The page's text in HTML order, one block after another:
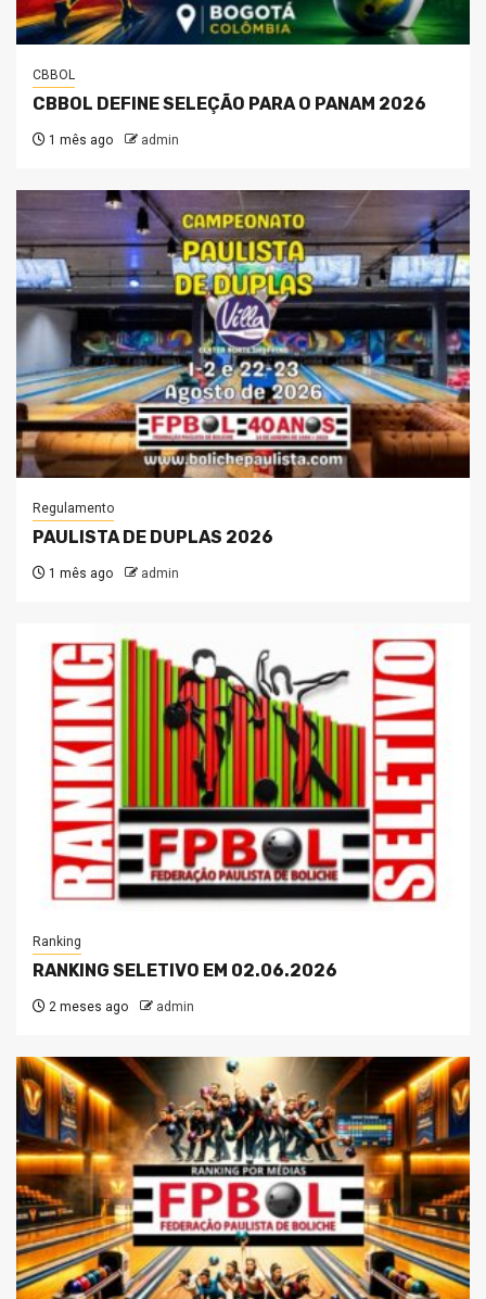
CBBOL
CBBOL DEFINE SELEÇÃO PARA O PANAM 2026
1 mês ago admin
Regulamento
PAULISTA DE DUPLAS 2026
1 mês ago admin
Ranking
RANKING SELETIVO EM 02.06.2026
2 meses ago admin